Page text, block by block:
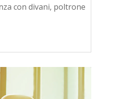
con divani, poltrone